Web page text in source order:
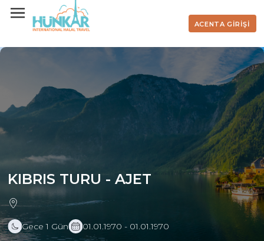
ACENTA GİRİŞİ
KIBRIS TURU - AJET
Gece 1 Gün 01.01.1970 - 01.01.1970